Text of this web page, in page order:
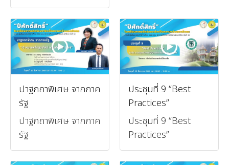
ปาฐกถาพิเศษ จากภาค
รัฐ
ปาฐกถาพิเศษ จากภาค
รัฐ
ประชุมที่ 9 “Best
Practices”
ประชุมที่ 9 “Best
Practices”